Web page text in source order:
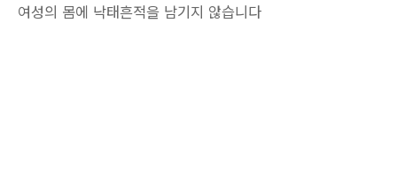
여성의 몸에 낙태흔적을 남기지 않습니다